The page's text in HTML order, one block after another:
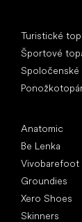
Turistické
Športové
Spoločenské
Anatomic
Be Lenka
Vivobarefoot
Groundies
Xero Shoes
Skinners